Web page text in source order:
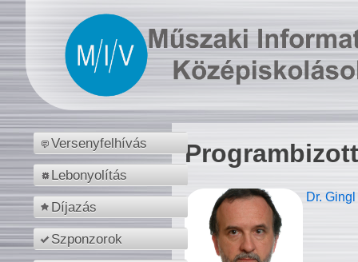
Versenyfelhívás
Lebonyolítás
Díjazás
Szponzorok
Dr.